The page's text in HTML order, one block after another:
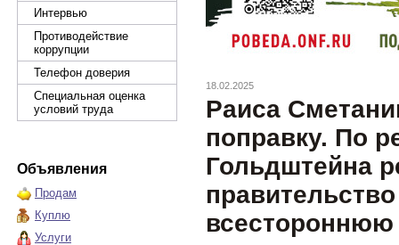
Интервью
Противодействие
коррупции
Телефон доверия
Специальная оценка
условий труда
Объявления
Продам
Куплю
Услуги
18.02.2025
Раиса
поправку. По
Гольдштейна